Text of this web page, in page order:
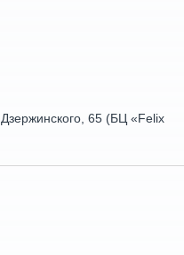
65 (БЦ «Felix